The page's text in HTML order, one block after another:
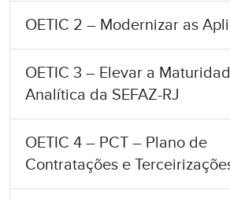
OETIC 2 – Modernizar as
OETIC 3 – Elevar a
Analítica da SEFAZ-RJ
OETIC 4 – PCT – Plano de
Contratações e